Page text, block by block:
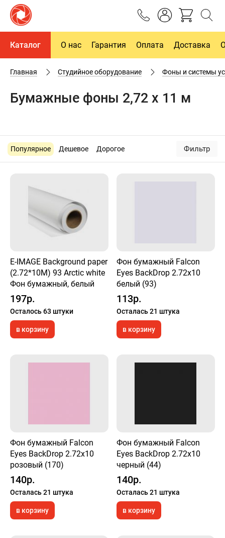
Каталог О нас Гарантия Оплата Доставка
Главная Студийное оборудование Фоны и системы
Бумажные фоны 2,72 х 11 м
Популярное Дешевое Дорогое Фильтр
E-IMAGE Background paper
(2.72*10M) 93 Arctic white
Фон бумажный, белый
197р.
Осталось 63 штуки
в корзину
Фон бумажный Falcon
Eyes BackDrop 2.72x10
белый (93)
113р.
Осталась 21 штука
в корзину
Фон бумажный Falcon
Eyes BackDrop 2.72x10
розовый (170)
140р.
Осталась 21 штука
в корзину
Фон бумажный Falcon
Eyes BackDrop 2.72x10
черный (44)
140р.
Осталась 21 штука
в корзину